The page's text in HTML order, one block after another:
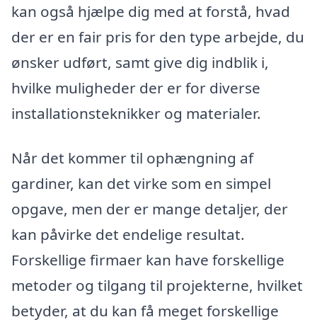
kan også hjælpe dig med at forstå, hvad
der er en fair pris for den type arbejde, du
ønsker udført, samt give dig indblik i,
hvilke muligheder der er for diverse
installationsteknikker og materialer.
Når det kommer til ophængning af
gardiner, kan det virke som en simpel
opgave, men der er mange detaljer, der
kan påvirke det endelige resultat.
Forskellige firmaer kan have forskellige
metoder og tilgang til projekterne, hvilket
betyder, at du kan få meget forskellige